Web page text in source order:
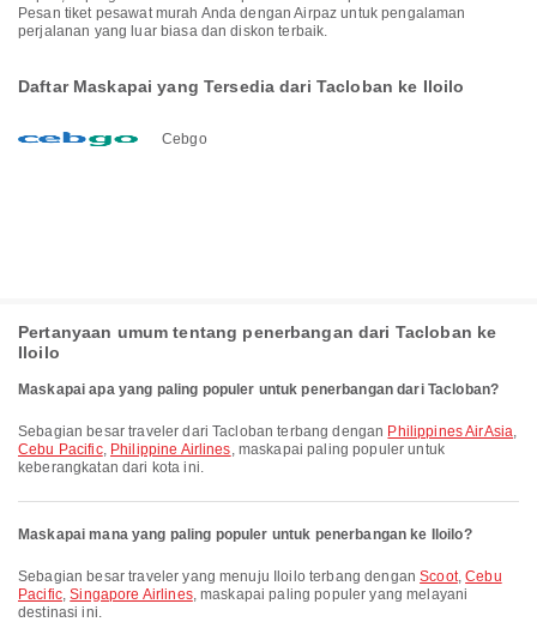
Pesan tiket pesawat murah Anda dengan Airpaz untuk pengalaman
perjalanan yang luar biasa dan diskon terbaik.
Daftar Maskapai yang Tersedia dari Tacloban ke Iloilo
Cebgo
Pertanyaan umum tentang penerbangan dari Tacloban ke
Iloilo
Maskapai apa yang paling populer untuk penerbangan dari Tacloban?
Sebagian besar traveler dari Tacloban terbang dengan Philippines AirAsia,
Cebu Pacific, Philippine Airlines, maskapai paling populer untuk
keberangkatan dari kota ini.
Maskapai mana yang paling populer untuk penerbangan ke Iloilo?
Sebagian besar traveler yang menuju Iloilo terbang denganScoot,Cebu
Pacific,Singapore Airlines, maskapai paling populer yang melayani
destinasi ini.